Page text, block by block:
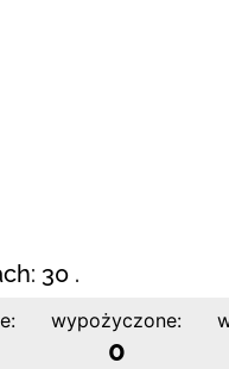
30 .
wypożyczone:
0